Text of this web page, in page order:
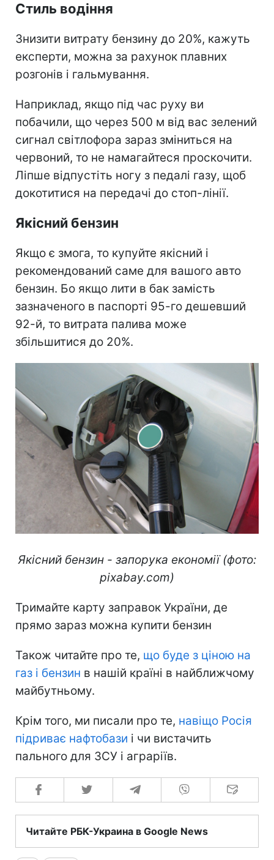
Стиль водіння
Знизити витрату бензину до 20%, кажуть
експерти, можна за рахунок плавних
розгонів і гальмування.
Наприклад, якщо під час руху ви
побачили, що через 500 м від вас зелений
сигнал світлофора зараз зміниться на
червоний, то не намагайтеся проскочити.
Ліпше відпустіть ногу з педалі газу, щоб
докотитися на передачі до стоп-лінії.
Якісний бензин
Якщо є змога, то купуйте якісний і
рекомендований саме для вашого авто
бензин. Бо якщо лити в бак замість
зазначеного в паспорті 95-го дешевший
92-й, то витрата палива може
збільшитися до 20%.
Якісний бензин - запорука економії (фото:
pixabay.com)
Тримайте карту заправок України, де
прямо зараз можна купити бензин
Також читайте про те, що буде з ціною на
газ і бензин в нашій країні в найближчому
майбутньому.
Крім того, ми писали про те, навіщо Росія
підриває нафтобази і чи вистачить
пального для ЗСУ і аграріїв.
Читайте РБК-Украина в Google News